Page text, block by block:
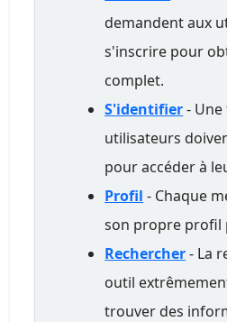
demandent aux
s'inscrire pour
complet.
S'identifier-
utilisateurs
pour accéder à
Profil - Chaque
son propre profil
Rechercher- La
outil
trouver des